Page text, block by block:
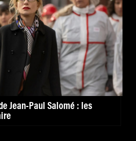
Jean-Paul Salomé : les